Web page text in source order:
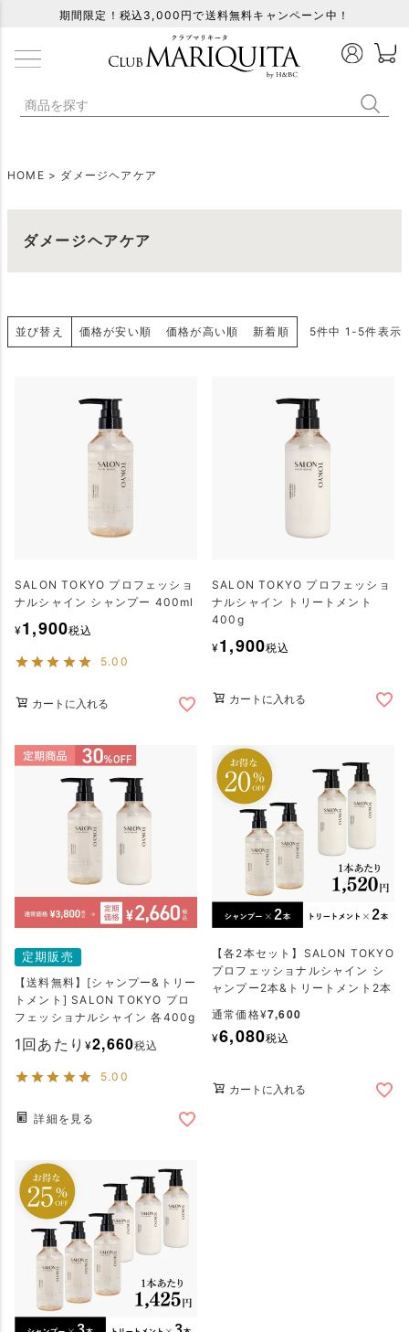
期間限定！税込3,000円で送料無料キャンペーン中！
HOME ダメージヘアケア
ダメージヘアケア
並び替え 価格が安い順 価格が高い順 新着順 5件中 1 - 5件表示
SALON TOKYO プロフェッショ
ナルシャイン シャンプー 400ml
¥1,900税込
5.00
カートに入れる
SALON TOKYO プロフェッショ
ナルシャイン トリートメント
400g
¥1,900税込
カートに入れる
定期販売
【送料無料】[シャンプー&トリー
トメント] SALON TOKYO プロ
フェッショナルシャイン 各400g
1回あたり ¥2,660税込
5.00
詳細を見る
【各2本セット】SALON TOKYO
プロフェッショナルシャイン シ
ャンプー2本&トリートメント2本
通常価格¥7,600
¥6,080税込
カートに入れる